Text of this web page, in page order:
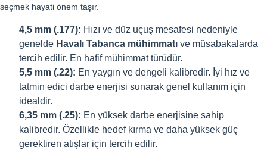
seçmek hayati önem taşır.
4,5 mm (.177): Hızı ve düz uçuş mesafesi nedeniyle
genelde Havalı Tabanca mühimmatı ve müsabakalarda
tercih edilir. En hafif mühimmat türüdür.
5,5 mm (.22): En yaygın ve dengeli kalibredir. İyi hız ve
tatmin edici darbe enerjisi sunarak genel kullanım için
idealdir.
6,35 mm (.25): En yüksek darbe enerjisine sahip
kalibredir. Özellikle hedef kırma ve daha yüksek güç
gerektiren atışlar için tercih edilir.